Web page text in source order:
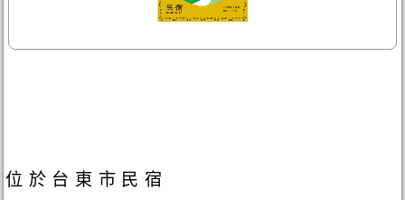
位於台東市民宿